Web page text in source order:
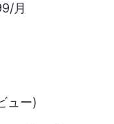
月
ュー)